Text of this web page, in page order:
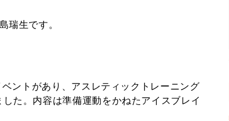
瑞生です。
ントがあり、アスレティックトレーニング
た。内容は準備運動をかねたアイスブレイ